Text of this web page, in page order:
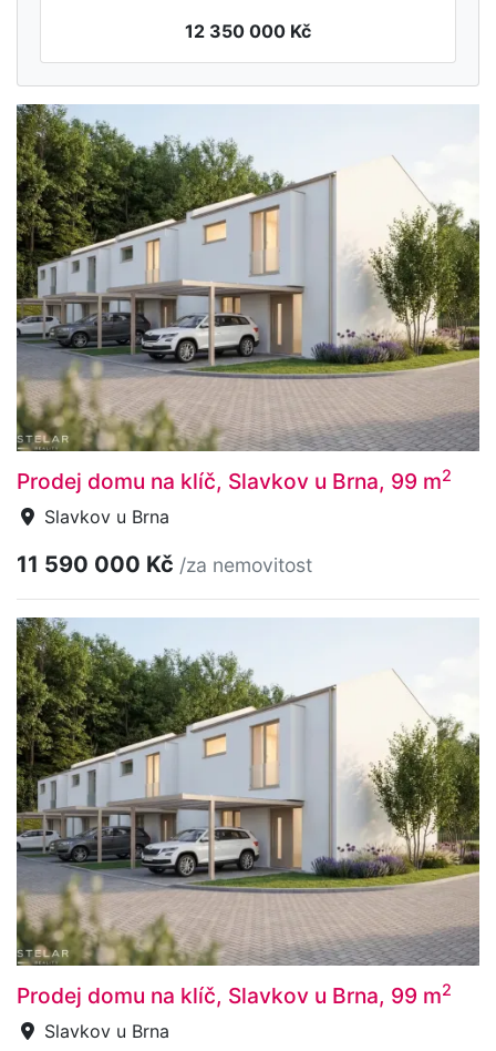
12 350 000 Kč
Prodej domu na klíč, Slavkov u Brna, 99 m2
Slavkov u Brna
11 590 000 Kč /za nemovitost
Prodej domu na klíč, Slavkov u Brna, 99 m2
Slavkov u Brna